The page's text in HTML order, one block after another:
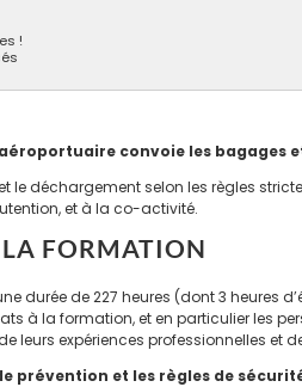
!
convoie les bagages
le déchargement selon les règles
et à la co-activité.
FORMATION
durée de 227 heures (dont 3
à la formation, et en particulier les
leurs expériences professionnelles et
prévention et les règles de